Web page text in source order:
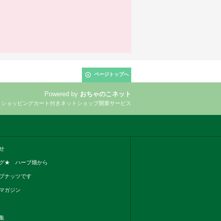
ページトップへ
Powered by おちゃのこネット
ョッピングカート付きネットショップ開業サービス
★ ハーブ畑から
ナッツです
ガジン